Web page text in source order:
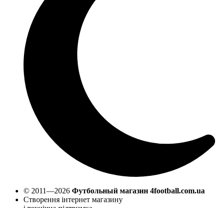
© 2011—2026 Футбольный магазин 4football.com.ua
Створення інтернет магазину